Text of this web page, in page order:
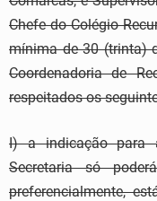
Chefe do Colégio
mínima de 30 (trinta)
Coordenadoria de
respeitados os
I) a indicação para
Secretaria só
preferencialmente,